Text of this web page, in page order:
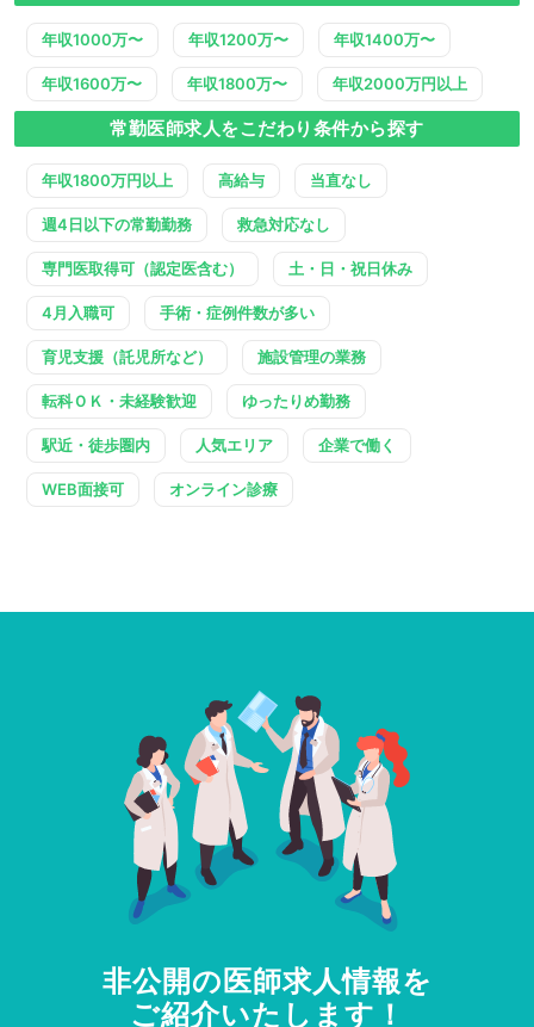
年収1000万〜 年収1200万〜 年収1400万〜
年収1600万〜 年収1800万〜 年収2000万円以上
常勤医師求人をこだわり条件から探す
年収1800万円以上 高給与 当直なし
週4日以下の常勤勤務 救急対応なし
専門医取得可（認定医含む） 土・日・祝日休み
4月入職可 手術・症例件数が多い
育児支援（託児所など） 施設管理の業務
転科ＯＫ・未経験歓迎 ゆったりめ勤務
駅近・徒歩圏内 人気エリア 企業で働く
WEB面接可 オンライン診療
非公開の医師求人情報を
ご紹介いたします！